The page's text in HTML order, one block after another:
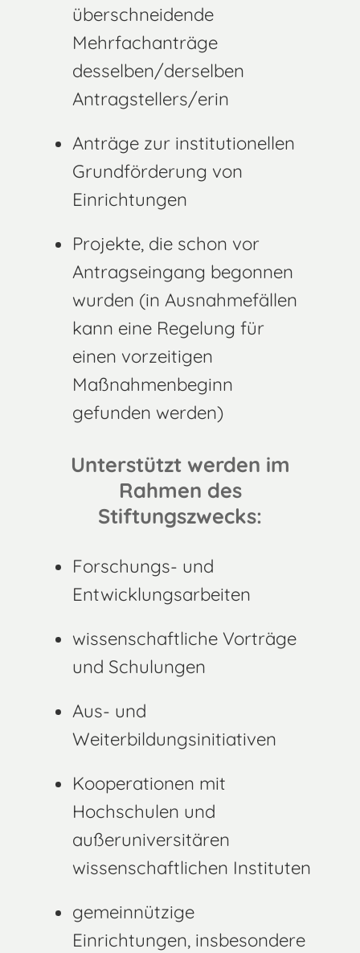
überschneidende
Mehrfachanträge
desselben/derselben
Antragstellers/erin
Anträge zur institutionellen
Grundförderung von
Einrichtungen
Projekte, die schon vor
Antragseingang begonnen
wurden (in Ausnahmefällen
kann eine Regelung für
einen vorzeitigen
Maßnahmenbeginn
gefunden werden)
Unterstützt werden im
Rahmen des
Stiftungszwecks:
Forschungs- und
Entwicklungsarbeiten
wissenschaftliche Vorträge
und Schulungen
Aus- und
Weiterbildungsinitiativen
Kooperationen mit
Hochschulen und
außeruniversitären
wissenschaftlichen Instituten
gemeinnützige
Einrichtungen, insbesondere